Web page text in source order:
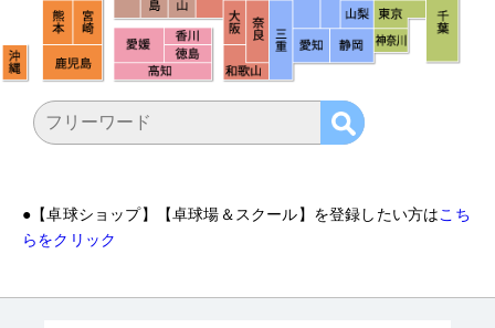
● 【卓球ショップ】【卓球場＆スクール】を登録したい方はこち
らをクリック